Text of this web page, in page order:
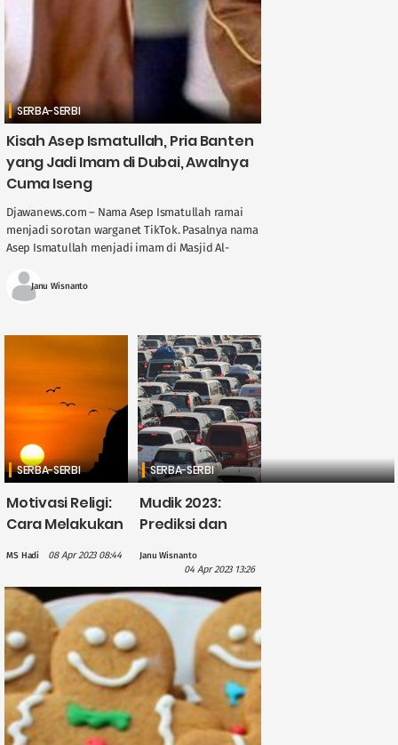
SERBA-SERBI
Kisah Asep Ismatullah, Pria Banten
yang Jadi Imam di Dubai, Awalnya
Cuma Iseng
Djawanews.com – Nama Asep Ismatullah ramai
menjadi sorotan warganet TikTok. Pasalnya nama
Asep Ismatullah menjadi imam di Masjid Al-
asal Lebak ....
Janu Wisnanto
SERBA-SERBI
Motivasi Religi:
Cara Melakukan
Diterima Allah
SWT
MS Hadi 08 Apr 2023 08:44
SERBA-SERBI
Mudik 2023:
Prediksi dan
Kemacetan
Janu Wisnanto
04 Apr 2023 13:26